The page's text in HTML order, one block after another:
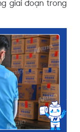
giai đoạn trong